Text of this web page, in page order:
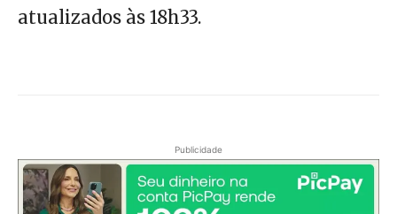
atualizados às 18h33.
Publicidade